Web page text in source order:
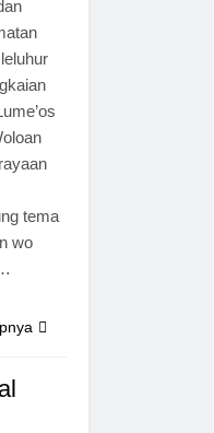
tema
wo